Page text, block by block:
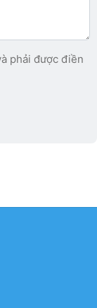
phải được điền